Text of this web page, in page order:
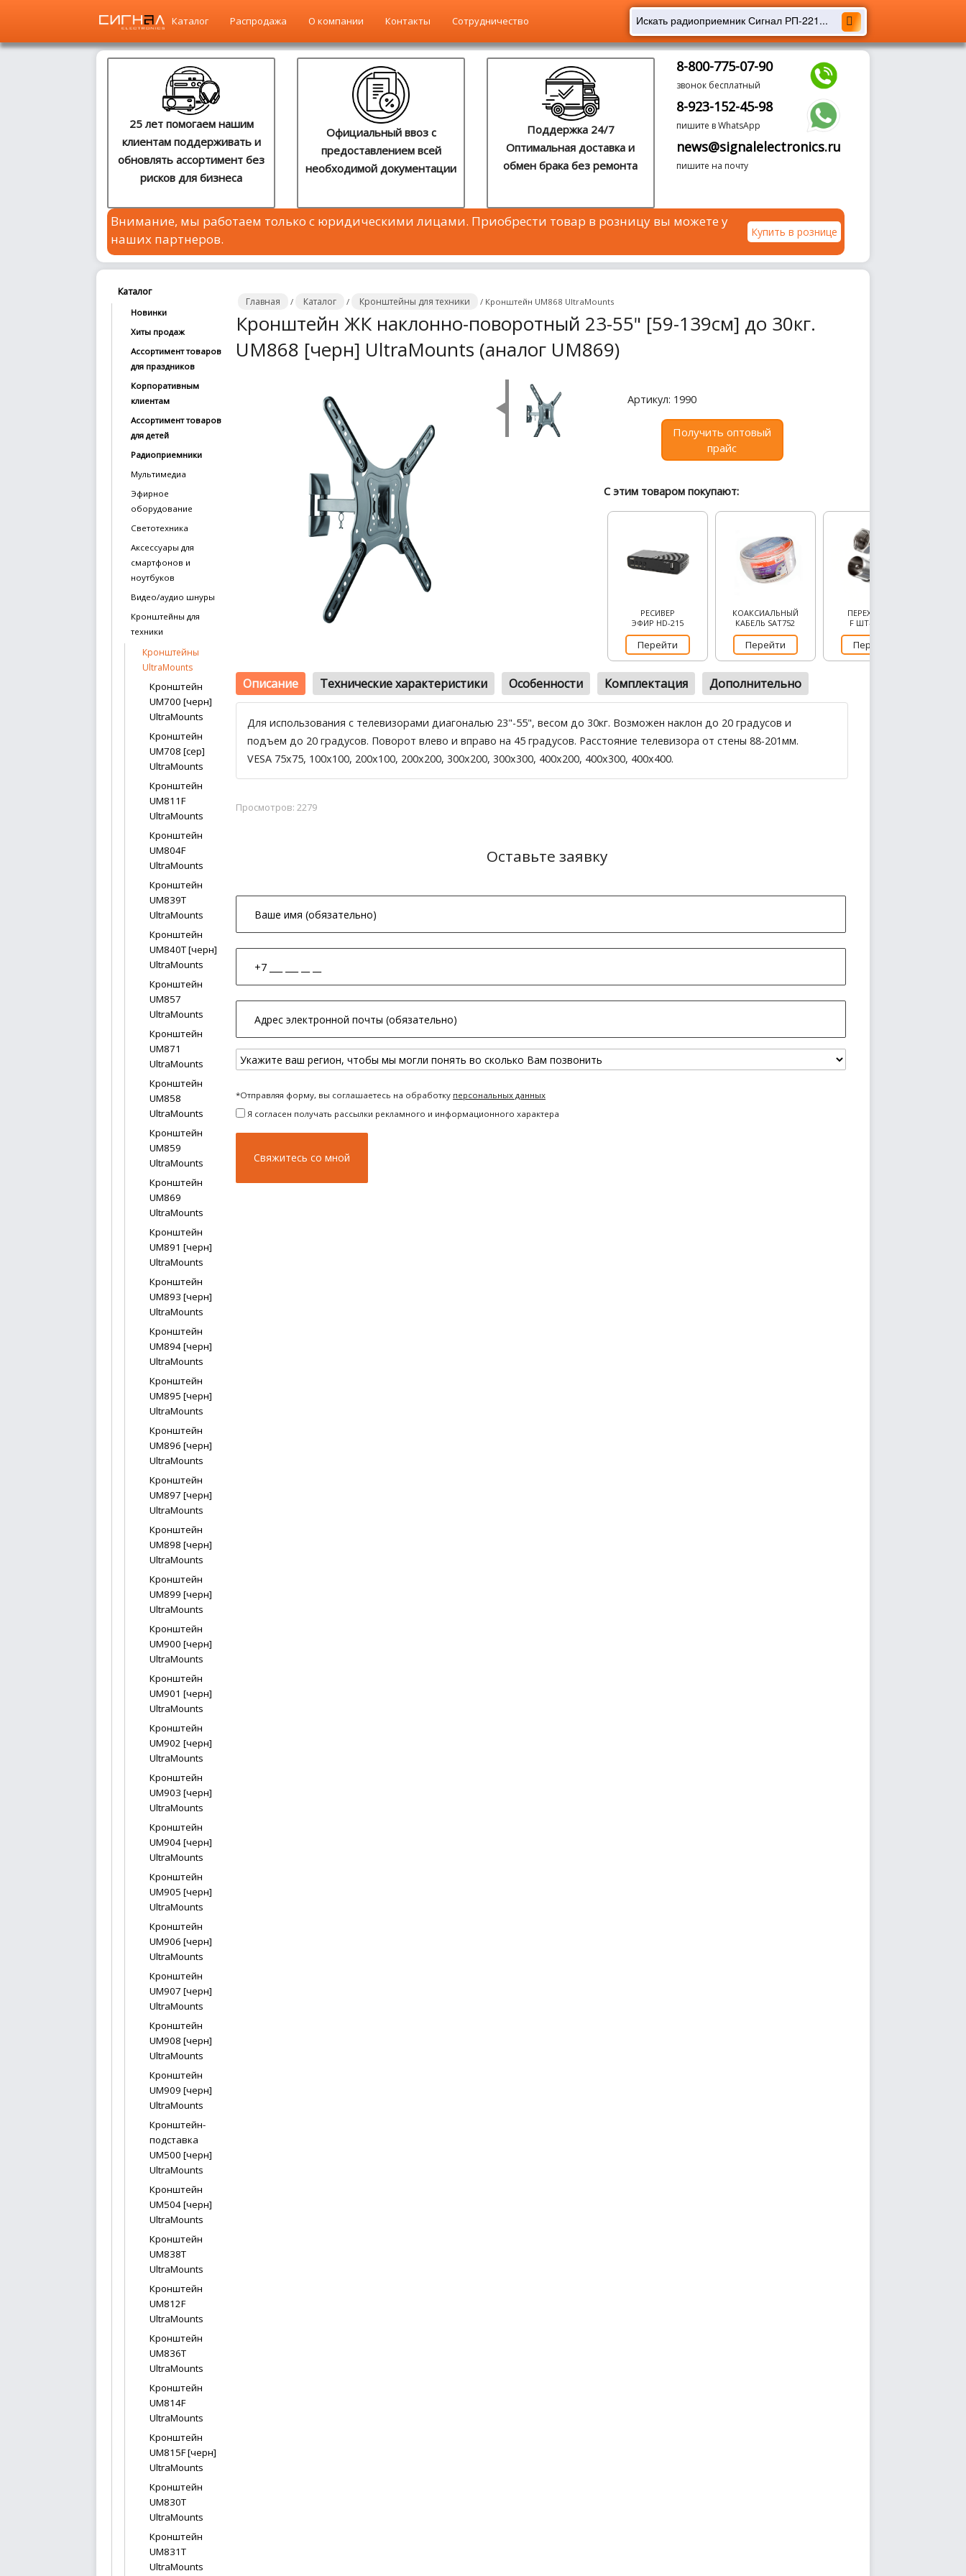
Сотрудничество
news@signalelectronics.ru
Каталог Распродажа О компании Контакты Сотрудничество
25 лет помогаем нашим
клиентам поддерживать и
обновлять ассортимент без
рисков для бизнеса
Официальный ввоз с
предоставлением всей
необходимой документации
Поддержка 24/7
Оптимальная доставка и
обмен брака без ремонта
8-800-775-07-90
звонок бесплатный
8-923-152-45-98
пишите в WhatsApp
news@signalelectronics.ru
пишите на почту
Внимание, мы работаем только с юридическими лицами. Приобрести товар в розницу вы можете у
наших партнеров.
Купить в рознице
Главная / Каталог / Кронштейны для техники / Кронштейн UM868 UltraMounts
Кронштейн ЖК наклонно-поворотный 23-55" [59-139см] до 30кг.
UM868 [черн] UltraMounts (аналог UM869)
Артикул: 1990
Получить оптовый
прайс
С этим товаром покупают:
РЕСИВЕР
ЭФИР HD-215
Перейти
КОАКСИАЛЬНЫЙ
КАБЕЛЬ SAT752
Перейти
ПЕРЕХОДНИК
F ШТ-TV ШТ
Перейти
Описание Технические характеристики Особенности Комплектация Дополнительно
Для использования с телевизорами диагональю 23"-55", весом до 30кг. Возможен наклон до 20 градусов и
подъем до 20 градусов. Поворот влево и вправо на 45 градусов. Расстояние телевизора от стены 88-201мм.
VESA 75x75, 100x100, 200x100, 200x200, 300x200, 300x300, 400x200, 400x300, 400x400.
Просмотров: 2279
Оставьте заявку
*Отправляя форму, вы соглашаетесь на обработку персональных данных
Я согласен получать рассылки рекламного и информационного характера
Каталог
Новинки
Хиты продаж
Ассортимент товаров
для праздников
Корпоративным
клиентам
Ассортимент товаров
для детей
Радиоприемники
Мультимедиа
Эфирное
оборудование
Светотехника
Аксессуары для
смартфонов и
ноутбуков
Видео/аудио шнуры
Кронштейны для
техники
Кронштейны
UltraMounts
Кронштейн
UM700 [черн]
UltraMounts
Кронштейн
UM708 [сер]
UltraMounts
Кронштейн
UM811F
UltraMounts
Кронштейн
UM804F
UltraMounts
Кронштейн
UM839T
UltraMounts
Кронштейн
UM840T [черн]
UltraMounts
Кронштейн
UM857
UltraMounts
Кронштейн
UM871
UltraMounts
Кронштейн
UM858
UltraMounts
Кронштейн
UM859
UltraMounts
Кронштейн
UM869
UltraMounts
Кронштейн
UM891 [черн]
UltraMounts
Кронштейн
UM893 [черн]
UltraMounts
Кронштейн
UM894 [черн]
UltraMounts
Кронштейн
UM895 [черн]
UltraMounts
Кронштейн
UM896 [черн]
UltraMounts
Кронштейн
UM897 [черн]
UltraMounts
Кронштейн
UM898 [черн]
UltraMounts
Кронштейн
UM899 [черн]
UltraMounts
Кронштейн
UM900 [черн]
UltraMounts
Кронштейн
UM901 [черн]
UltraMounts
Кронштейн
UM902 [черн]
UltraMounts
Кронштейн
UM903 [черн]
UltraMounts
Кронштейн
UM904 [черн]
UltraMounts
Кронштейн
UM905 [черн]
UltraMounts
Кронштейн
UM906 [черн]
UltraMounts
Кронштейн
UM907 [черн]
UltraMounts
Кронштейн
UM908 [черн]
UltraMounts
Кронштейн
UM909 [черн]
UltraMounts
Кронштейн-
подставка
UM500 [черн]
UltraMounts
Кронштейн
UM504 [черн]
UltraMounts
Кронштейн
UM838T
UltraMounts
Кронштейн
UM812F
UltraMounts
Кронштейн
UM836T
UltraMounts
Кронштейн
UM814F
UltraMounts
Кронштейн
UM815F [черн]
UltraMounts
Кронштейн
UM830T
UltraMounts
Кронштейн
UM831T
UltraMounts